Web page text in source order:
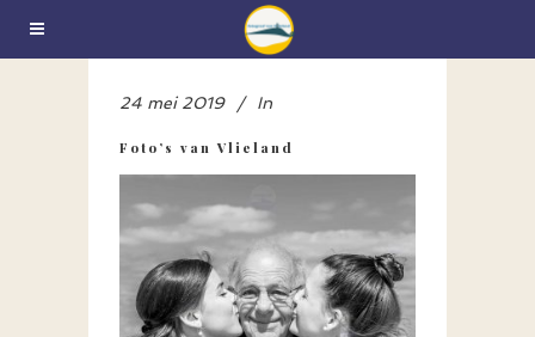
24 mei 2019 In
Foto’s van Vlieland